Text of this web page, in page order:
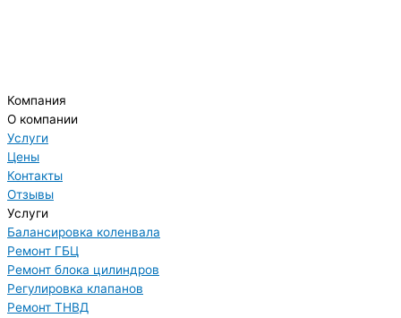
Компания
О компании
Услуги
Цены
Контакты
Отзывы
Услуги
Балансировка коленвала
Ремонт ГБЦ
Ремонт блока цилиндров
Регулировка клапанов
Ремонт ТНВД